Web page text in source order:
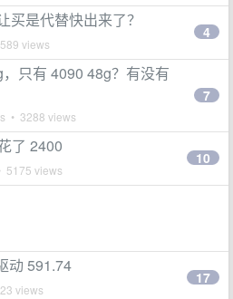
买是代替快出来了？
views
4
只有 4090 48g？有没有
• 3288 views
7
了 2400
5175 views
10
动 591.74
views
17